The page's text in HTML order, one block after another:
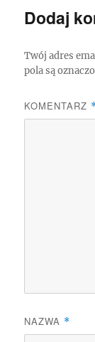
Dodaj
Twój adres
pola są
KOMENTARZ
NAZWA *